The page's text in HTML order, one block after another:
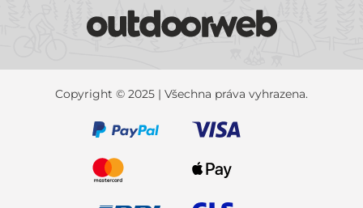
Copyright © 2025 | Všechna práva vyhrazena.